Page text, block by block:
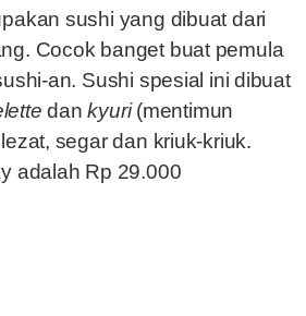
sushi yang dibuat dari
Cocok banget buat pemula
an. Sushi spesial ini dibuat
dankyuri(mentimun
segar dan kriuk-kriuk.
adalah Rp 29.000